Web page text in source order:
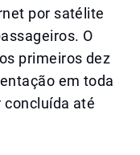
por satélite
O
primeiros dez
em toda
concluída até